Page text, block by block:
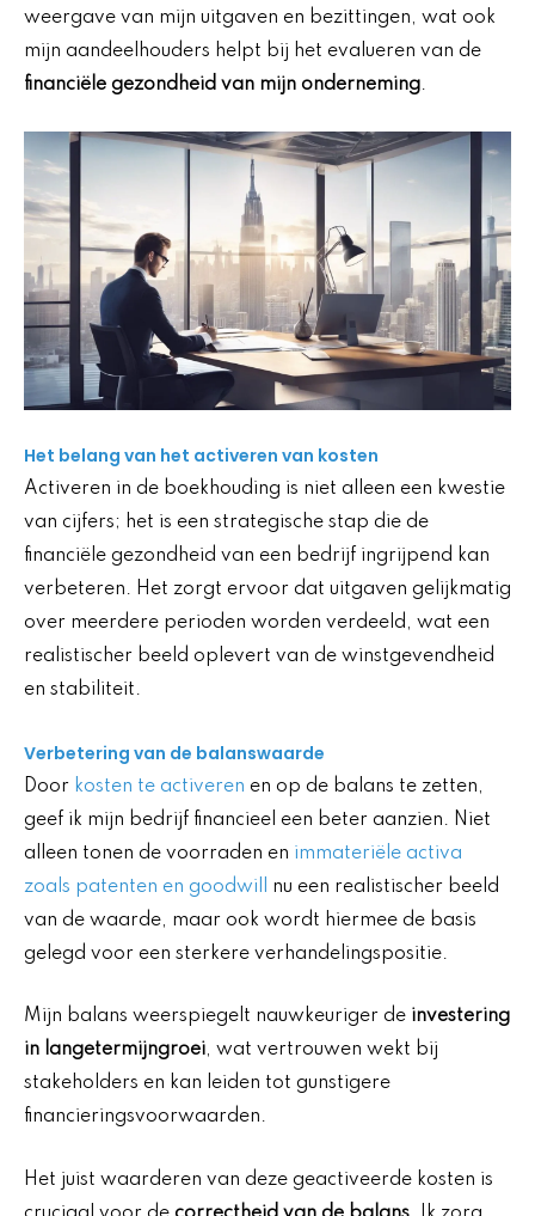
weergave van mijn uitgaven en bezittingen, wat ook
mijn aandeelhouders helpt bij het evalueren van de
financiële gezondheid van mijn onderneming.
Het belang van het activeren van kosten
Activeren in de boekhouding is niet alleen een kwestie
van cijfers; het is een strategische stap die de
financiële gezondheid van een bedrijf ingrijpend kan
verbeteren. Het zorgt ervoor dat uitgaven gelijkmatig
over meerdere perioden worden verdeeld, wat een
realistischer beeld oplevert van de winstgevendheid
en stabiliteit.
Verbetering van de balanswaarde
Door kosten te activeren en op de balans te zetten,
geef ik mijn bedrijf financieel een beter aanzien. Niet
alleen tonen de voorraden en immateriële activa
zoals patenten en goodwill
nu een realistischer beeld
van de waarde, maar ook wordt hiermee de basis
gelegd voor een sterkere verhandelingspositie.
Mijn balans weerspiegelt nauwkeuriger de investering
in langetermijngroei, wat vertrouwen wekt bij
stakeholders en kan leiden tot gunstigere
financieringsvoorwaarden.
Het juist waarderen van deze geactiveerde kosten is